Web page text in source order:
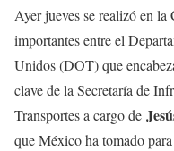
Ayer jueves se realizó en
importantes entre el
Unidos (DOT) que
clave de la Secretaría de
Transportes a cargo de
que México ha tomado